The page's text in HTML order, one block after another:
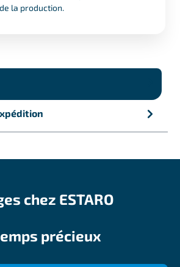
la production.
chez ESTARO
précieux